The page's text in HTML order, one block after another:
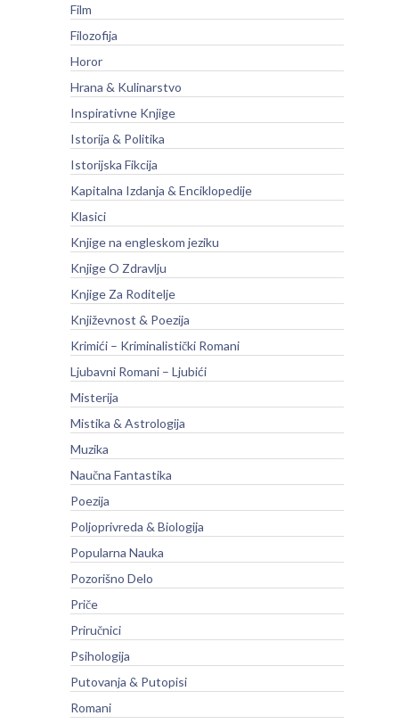
Film
Filozofija
Horor
Hrana & Kulinarstvo
Inspirativne Knjige
Istorija & Politika
Istorijska Fikcija
Kapitalna Izdanja & Enciklopedije
Klasici
Knjige na engleskom jeziku
Knjige O Zdravlju
Knjige Za Roditelje
Književnost & Poezija
Krimići – Kriminalistički Romani
Ljubavni Romani – Ljubići
Misterija
Mistika & Astrologija
Muzika
Naučna Fantastika
Poezija
Poljoprivreda & Biologija
Popularna Nauka
Pozorišno Delo
Priče
Priručnici
Psihologija
Putovanja & Putopisi
Romani